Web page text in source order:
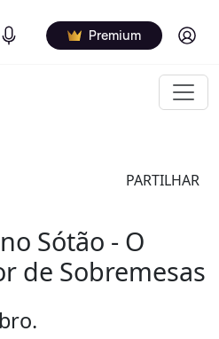
Podcasts Premium Log in
PARTILHAR
Sótão - O
de Sobremesas